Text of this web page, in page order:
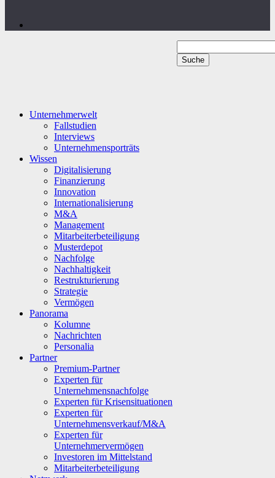
Unternehmerwelt
Fallstudien
Interviews
Unternehmensporträts
Wissen
Digitalisierung
Finanzierung
Innovation
Internationalisierung
M&A
Management
Mitarbeiterbeteiligung
Musterdepot
Nachfolge
Nachhaltigkeit
Restrukturierung
Strategie
Vermögen
Panorama
Kolumne
Nachrichten
Personalia
Partner
Premium-Partner
Experten für
Unternehmensnachfolge
Experten für Krisensituationen
Experten für
Unternehmensverkauf/M&A
Experten für
Unternehmervermögen
Investoren im Mittelstand
Mitarbeiterbeteiligung